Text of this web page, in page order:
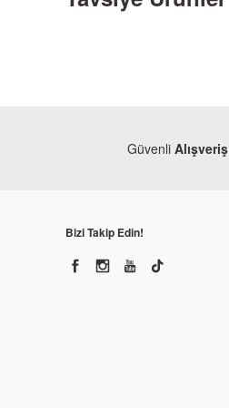
Güvenli Alışveriş
Bizi Takip Edin!